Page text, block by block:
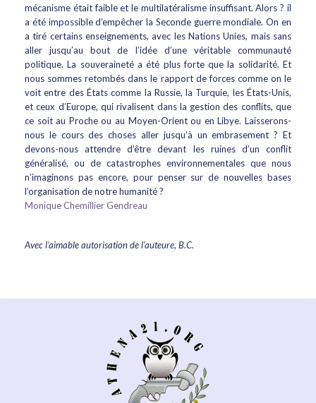
mécanisme était faible et le multilatéralisme insuffisant. Alors ? il
a été impossible d’empêcher la Seconde guerre mondiale. On en
a tiré certains enseignements, avec les Nations Unies, mais sans
aller jusqu’au bout de l’idée d’une véritable communauté
politique. La souveraineté a été plus forte que la solidarité. Et
nous sommes retombés dans le rapport de forces comme on le
voit entre des États comme la Russie, la Turquie, les États-Unis,
et ceux d’Europe, qui rivalisent dans la gestion des conflits, que
ce soit au Proche ou au Moyen-Orient ou en Libye. Laisserons-
nous le cours des choses aller jusqu’à un embrasement ? Et
devons-nous attendre d’être devant les ruines d’un conflit
généralisé, ou de catastrophes environnementales que nous
n’imaginons pas encore, pour penser sur de nouvelles bases
l’organisation de notre humanité ?
Monique Chemillier Gendreau
Avec l'aimable autorisation de l'auteure, B.C.